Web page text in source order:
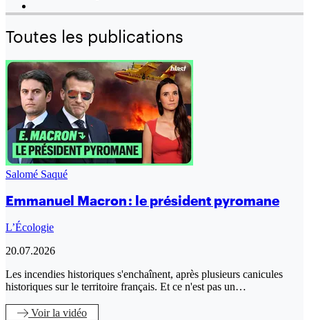
Toutes les publications
Salomé Saqué
Emmanuel Macron : le président pyromane
L’Écologie
20.07.2026
Les incendies historiques s'enchaînent, après plusieurs canicules
historiques sur le territoire français. Et ce n'est pas un…
Voirla vidéo